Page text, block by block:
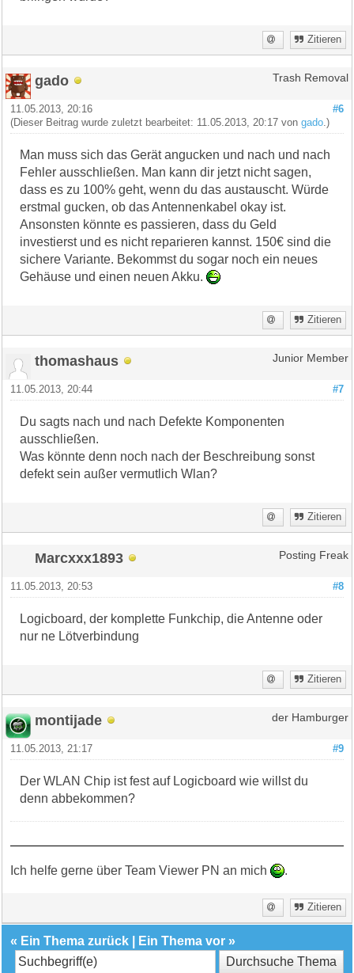
Zitieren
gado Trash Removal
#6
11.05.2013, 20:16
(Dieser Beitrag wurde zuletzt bearbeitet: 11.05.2013, 20:17 vongado .)
Man muss sich das Gerät angucken und nach und nach
Fehler ausschließen. Man kann dir jetzt nicht sagen,
dass es zu 100% geht, wenn du das austauscht. Würde
erstmal gucken, ob das Antennenkabel okay ist.
Ansonsten könnte es passieren, dass du Geld
investierst und es nicht reparieren kannst. 150€ sind die
sichere Variante. Bekommst du sogar noch ein neues
Gehäuse und einen neuen Akku.
Zitieren
thomashaus Junior Member
#7
11.05.2013, 20:44
Du sagts nach und nach Defekte Komponenten
ausschließen.
Was könnte denn noch nach der Beschreibung sonst
defekt sein außer vermutlich Wlan?
Zitieren
Marcxxx1893 Posting Freak
#8
11.05.2013, 20:53
Logicboard, der komplette Funkchip, die Antenne oder
nur ne Lötverbindung
Zitieren
montijade der Hamburger
#9
11.05.2013, 21:17
Der WLAN Chip ist fest auf Logicboard wie willst du
denn abbekommen?
Ich helfe gerne über Team Viewer PN an mich .
Zitieren
« Ein Thema zurück Ein Thema vor »